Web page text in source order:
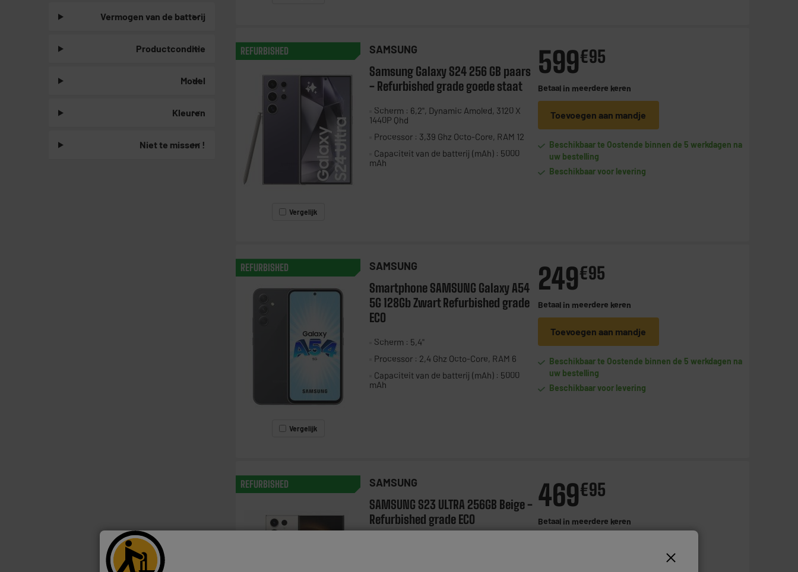
Vermogen van de batterij
Productconditie
Model
Kleuren
Niet te missen !
REFURBISHED
Vergelijk
SAMSUNG
Samsung Galaxy S24 256 GB paars
- Refurbished grade goede staat
Scherm : 6,2", Dynamic Amoled, 3120 X
1440P Qhd
Processor : 3,39 Ghz Octo-Core, RAM 12
Capaciteit van de batterij (mAh) : 5000
mAh
599€95
Betaal in meerdere keren
Toevoegen aan mandje
Beschikbaar te Oostende binnen de 5 werkdagen na
uw bestelling
Beschikbaar voor levering
REFURBISHED
Vergelijk
SAMSUNG
Smartphone SAMSUNG Galaxy A54
5G 128Gb Zwart Refurbished grade
ECO
Scherm : 5,4"
Processor : 2,4 Ghz Octo-Core, RAM 6
Capaciteit van de batterij (mAh) : 5000
mAh
249€95
Betaal in meerdere keren
Toevoegen aan mandje
Beschikbaar te Oostende binnen de 5 werkdagen na
uw bestelling
Beschikbaar voor levering
REFURBISHED SAMSUNG
SAMSUNG S23 ULTRA 256GB Beige -
Refurbished grade ECO
469€95
Betaal in meerdere keren